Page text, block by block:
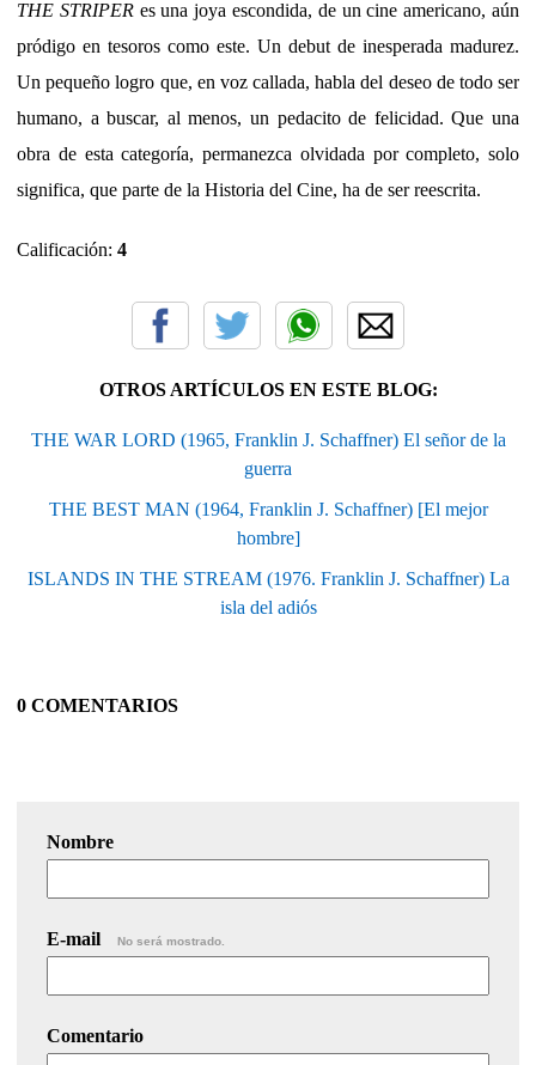
THE STRIPERes una joya escondida, de un cine americano, aún
pródigo en tesoros como este. Un debut de inesperada madurez.
Un pequeño logro que, en voz callada, habla del deseo de todo ser
humano, a buscar, al menos, un pedacito de felicidad. Que una
obra de esta categoría, permanezca olvidada por completo, solo
significa, que parte de la Historia del Cine, ha de ser reescrita.
Calificación: 4
OTROS ARTÍCULOS EN ESTE BLOG:
THE WAR LORD (1965, Franklin J. Schaffner) El señor de la
guerra
THE BEST MAN (1964, Franklin J. Schaffner) [El mejor
hombre]
ISLANDS IN THE STREAM (1976. Franklin J. Schaffner) La
isla del adiós
0 COMENTARIOS
Nombre
E-mail No será mostrado.
Comentario